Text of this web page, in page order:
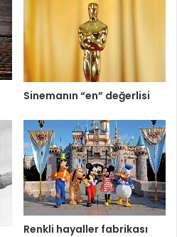
Sinemanın “en” değerlisi
Renkli hayaller fabrikası